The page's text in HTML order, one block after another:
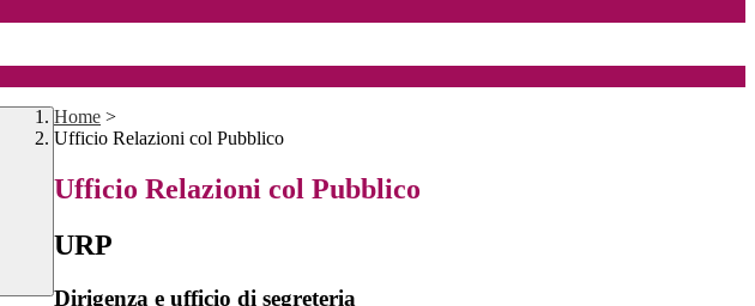
Home >
Ufficio Relazioni col Pubblico
Ufficio Relazioni col Pubblico
URP
Dirigenza e ufficio di segreteria